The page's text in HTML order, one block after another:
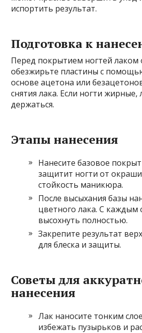
испортить результат.
Подготовка к
Перед покрытием ногтей лаком
обезжирьте пластины с
основе ацетона или
снятия лака. Если ногти жирные,
держаться.
Этапы нанесения
Нанесите базовое
защитит ногти от
стойкость маникюра.
После высыхания базы
цветного лака. С каждым
высохнуть полностью.
Закрепите результат
для блеска и защиты.
Советы для
нанесения
Лак наносите тонким
избежать пузырьков и